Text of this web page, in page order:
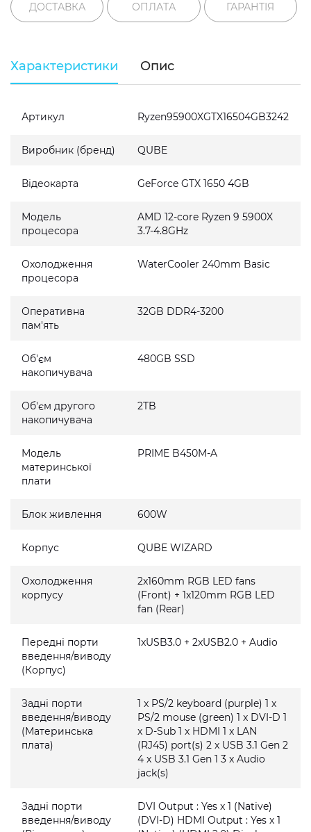
ДОСТАВКА ОПЛАТА ГАРАНТІЯ
Характеристики Опис
Артикул Ryzen95900XGTX16504GB3242
Виробник (бренд) QUBE
Відеокарта GeForce GTX 1650 4GB
Модель
процесора
AMD 12-core Ryzen 9 5900X
3.7-4.8GHz
Охолодження
процесора
WaterCooler 240mm Basic
Оперативна
пам'ять
32GB DDR4-3200
Об'єм
накопичувача
480GB SSD
Об'єм другого
накопичувача
2TB
Модель
материнської
плати
PRIME B450M-A
Блок живлення 600W
Корпус QUBE WIZARD
Охолодження
корпусу
2x160mm RGB LED fans
(Front) + 1x120mm RGB LED
fan (Rear)
Передні порти
введення/виводу
(Корпус)
1xUSB3.0 + 2xUSB2.0 + Audio
Задні порти
введення/виводу
(Материнська
плата)
1 x PS/2 keyboard (purple) 1 x
PS/2 mouse (green) 1 x DVI-D 1
x D-Sub 1 x HDMI 1 x LAN
(RJ45) port(s) 2 x USB 3.1 Gen 2
4 x USB 3.1 Gen 1 3 x Audio
jack(s)
Задні порти
введення/виводу
DVI Output : Yes x 1 (Native)
(DVI-D) HDMI Output : Yes x 1